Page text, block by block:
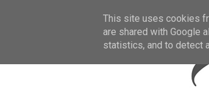
This site uses cookies
are shared with Google
statistics, and to detect